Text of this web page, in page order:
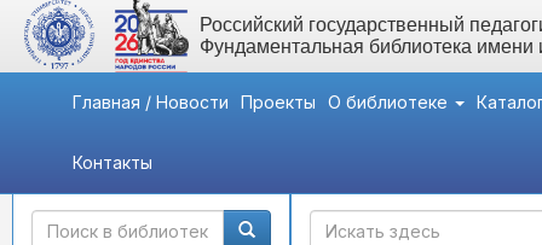
Российский государственный
Фундаментальная библиотека
Главная / Новости Проекты О библиотеке
Контакты
Быстрый доступ